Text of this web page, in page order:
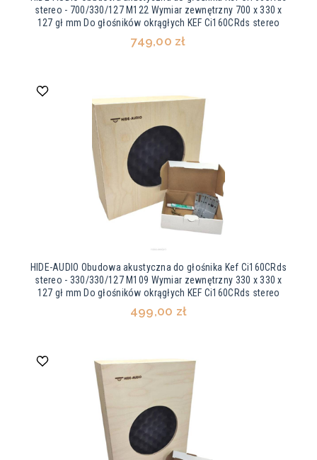
stereo - 700/330/127 M122 Wymiar zewnętrzny 700 x 330 x
127 gł mm Do głośników okrągłych KEF Ci160CRds stereo
749,00 zł
HIDE-AUDIO Obudowa akustyczna do głośnika Kef Ci160CRds
stereo - 330/330/127 M109 Wymiar zewnętrzny 330 x 330 x
127 gł mm Do głośników okrągłych KEF Ci160CRds stereo
499,00 zł